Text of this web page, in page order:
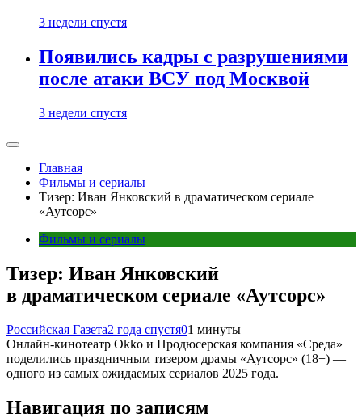
3 недели спустя
Появились кадры с разрушениями
после атаки ВСУ под Москвой
3 недели спустя
Главная
Фильмы и сериалы
Тизер: Иван Янковский в драматическом сериале
«Аутсорс»
Фильмы и сериалы
Тизер: Иван Янковский
в драматическом сериале «Аутсорс»
Российская Газета2 года спустя01 минуты
Онлайн-кинотеатр Okko и Продюсерская компания «Среда»
поделились праздничным тизером драмы «Аутсорс» (18+) —
одного из самых ожидаемых сериалов 2025 года.
Навигация по записям